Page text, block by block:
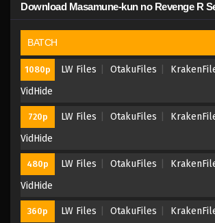
Download Masamune-kun no Revenge R
BATCH
1080p LW Files OtakuFiles
VidHide
720p LW Files OtakuFiles
VidHide
480p LW Files OtakuFiles
VidHide
360p LW Files OtakuFiles